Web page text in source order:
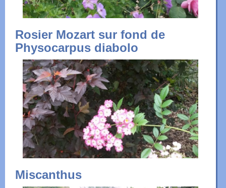
Rosier Mozart sur fond de
Physocarpus diabolo
Miscanthus